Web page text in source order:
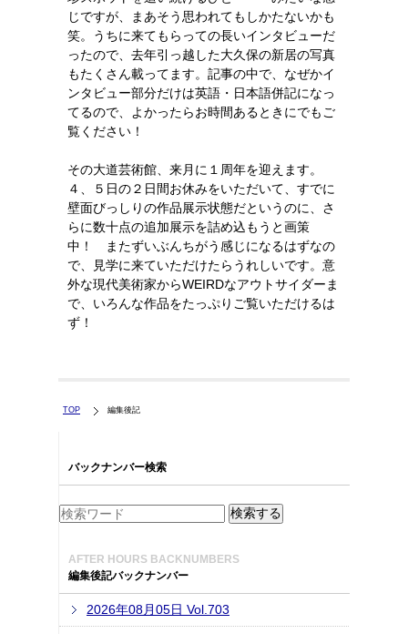
じですが、まあそう思われてもしかたないかも
笑。うちに来てもらっての長いインタビューだ
ったので、去年引っ越した大久保の新居の写真
もたくさん載ってます。記事の中で、なぜかイ
ンタビュー部分だけは英語・日本語併記になっ
てるので、よかったらお時間あるときにでもご
覧ください！
その大道芸術館、来月に１周年を迎えます。
４、５日の２日間お休みをいただいて、すでに
壁面びっしりの作品展示状態だというのに、さ
らに数十点の追加展示を詰め込もうと画策
中！ またずいぶんちがう感じになるはずなの
で、見学に来ていただけたらうれしいです。意
外な現代美術家からWEIRDなアウトサイダーま
で、いろんな作品をたっぷりご覧いただけるは
ず！
TOP 編集後記
バックナンバー検索
AFTER HOURS BACKNUMBERS
編集後記バックナンバー
2026年08月05日 Vol.703